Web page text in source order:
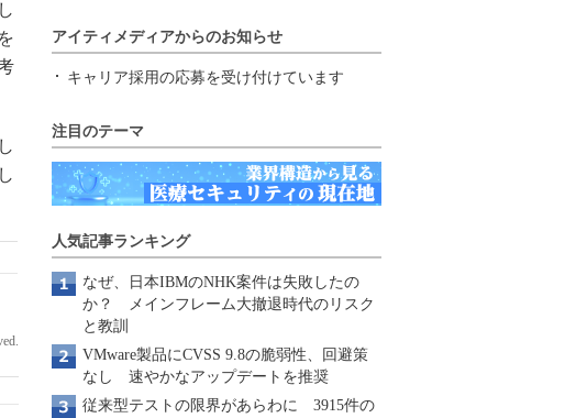
アイティメディアからのお知らせ
キャリア採用の応募を受け付けています
注目のテーマ
人気記事ランキング
なぜ、日本IBMのNHK案件は失敗したの
か？ メインフレーム大撤退時代のリスク
と教訓
VMware製品にCVSS 9.8の脆弱性、回避策
なし 速やかなアップデートを推奨
従来型テストの限界があらわに 3915件の